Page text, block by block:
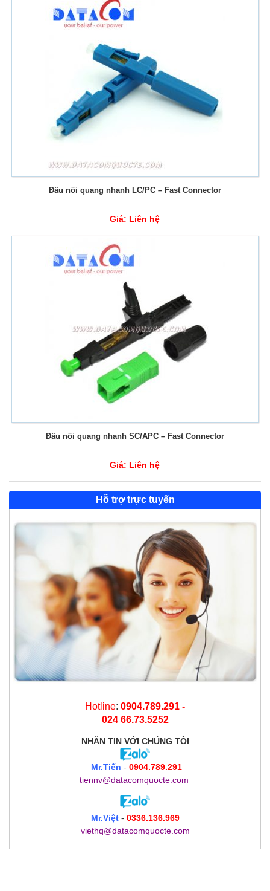
Đầu nối quang nhanh LC/PC – Fast Connector
Giá: Liên hệ
Đầu nối quang nhanh SC/APC – Fast Connector
Giá: Liên hệ
Hỗ trợ trực tuyến
Hotline: 0904.789.291 -
024 66.73.5252
NHẮN TIN VỚI CHÚNG TÔI
Mr.Tiến - 0904.789.291
tiennv@datacomquocte.com
Mr.Việt- 0336.136.969
viethq@datacomquocte.com